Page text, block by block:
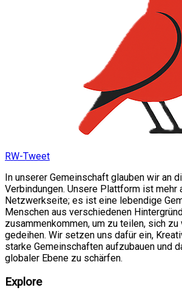
RW-Tweet
In unserer Gemeinschaft glauben wir an
Verbindungen. Unsere Plattform ist mehr
Netzwerkseite; es ist eine lebendige
Menschen aus verschiedenen
zusammenkommen, um zu teilen, sich zu
gedeihen. Wir setzen uns dafür ein,
starke Gemeinschaften aufzubauen und
globaler Ebene zu schärfen.
Explore